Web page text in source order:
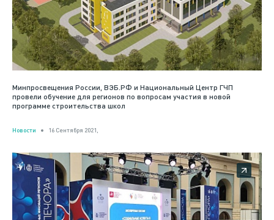
Минпросвещения России, ВЭБ.РФ и Национальный Центр ГЧП
провели обучение для регионов по вопросам участия в новой
программе строительства школ
Новости 16 Сентября 2021,